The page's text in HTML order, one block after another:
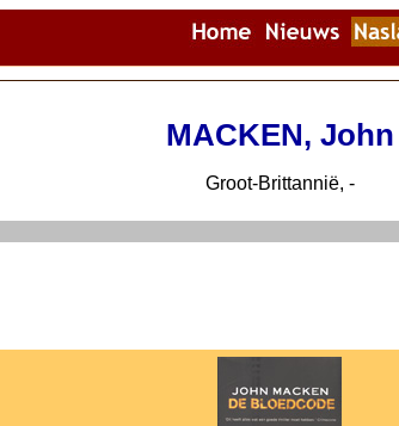
MACKEN, John
Groot-Brittannië, -